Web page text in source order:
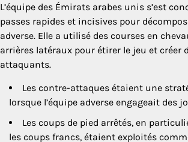
L’équipe des Émirats arabes unis s’est
passes rapides et incisives pour
adverse. Elle a utilisé des courses en
arrières latéraux pour étirer le jeu et créer
attaquants.
Les contre-attaques étaient une
lorsque l’équipe adverse engageait des
Les coups de pied arrêtés, en
les coups francs, étaient exploités